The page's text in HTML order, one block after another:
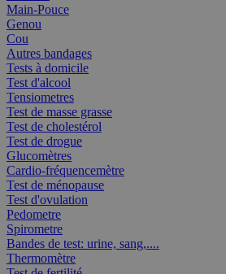
Main-Pouce
Genou
Cou
Autres bandages
Tests à domicile
Test d'alcool
Tensiometres
Test de masse grasse
Test de cholestérol
Test de drogue
Glucomètres
Cardio-fréquencemètre
Test de ménopause
Test d'ovulation
Pedometre
Spirometre
Bandes de test: urine, sang,....
Thermomètre